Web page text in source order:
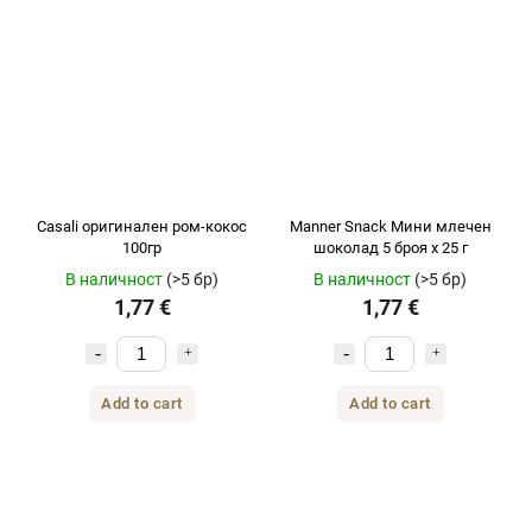
Casali оригинален ром-кокос
100гр
В наличност (>5 бр)
1,77 €
Add to cart
Manner Snack Мини млечен
шоколад 5 броя x 25 г
В наличност (>5 бр)
1,77 €
Add to cart